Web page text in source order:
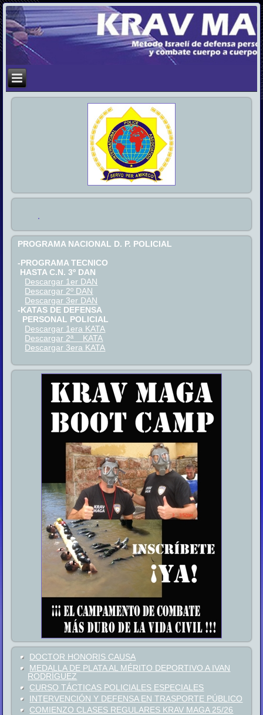
PROGRAMA NACIONAL D. P. POLICIAL
-PROGRAMA TECNICO
HASTA C.N. 3º DAN
Descargar 1er DAN
Descargar 2º DAN
Descargar 3er DAN
-KATAS DE DEFENSA
PERSONAL POLICIAL
Descargar 1era KATA
Descargar 2ª KATA
Descargar 3era KATA
DOCTOR HONORIS CAUSA
MEDALLA DE PLATA AL MÉRITO DEPORTIVO A IVAN
RODRÍGUEZ
CURSO TÁCTICAS POLICIALES ESPECIALES
INTERVENCIÓN Y DEFENSA EN TRASPORTE PÚBLICO
COMIENZO CLASES REGULARES KRAV MAGA 25/26